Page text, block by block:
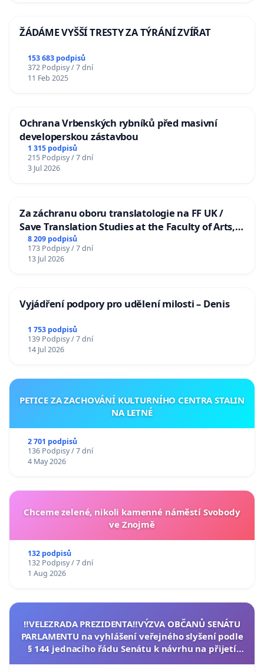
ŽÁDÁME VYŠŠÍ TRESTY ZA TÝRÁNÍ ZVÍŘAT
153 683 podpisů
372 Podpisy / 7 dní
11 Feb 2025
Ochrana Vrbenských rybníků před masivní
developerskou zástavbou
1 315 podpisů
215 Podpisy / 7 dní
3 Jul 2026
Za záchranu oboru translatologie na FF UK /
Save Translation Studies at the Faculty of Arts,
Charles University
8 209 podpisů
173 Podpisy / 7 dní
13 Jul 2026
Vyjádření podpory pro udělení milosti – Denis
1 753 podpisů
139 Podpisy / 7 dní
14 Jul 2026
PETICE ZA ZACHOVÁNÍ KULTURNÍHO CENTRA STALIN
NA LETNÉ
2 701 podpisů
136 Podpisy / 7 dní
4 May 2026
Chceme zelené, nikoli kamenné náměstí Svobody
ve Znojmě
132 podpisů
132 Podpisy / 7 dní
1 Aug 2026
‼️VELEZRADA PREZIDENTA‼️VÝZVA OBČANŮ SENÁTU
PARLAMENTU na vyhlášení veřejného slyšení podle
§ 144 jednacího řádu Senátu k návrhu na přijetí